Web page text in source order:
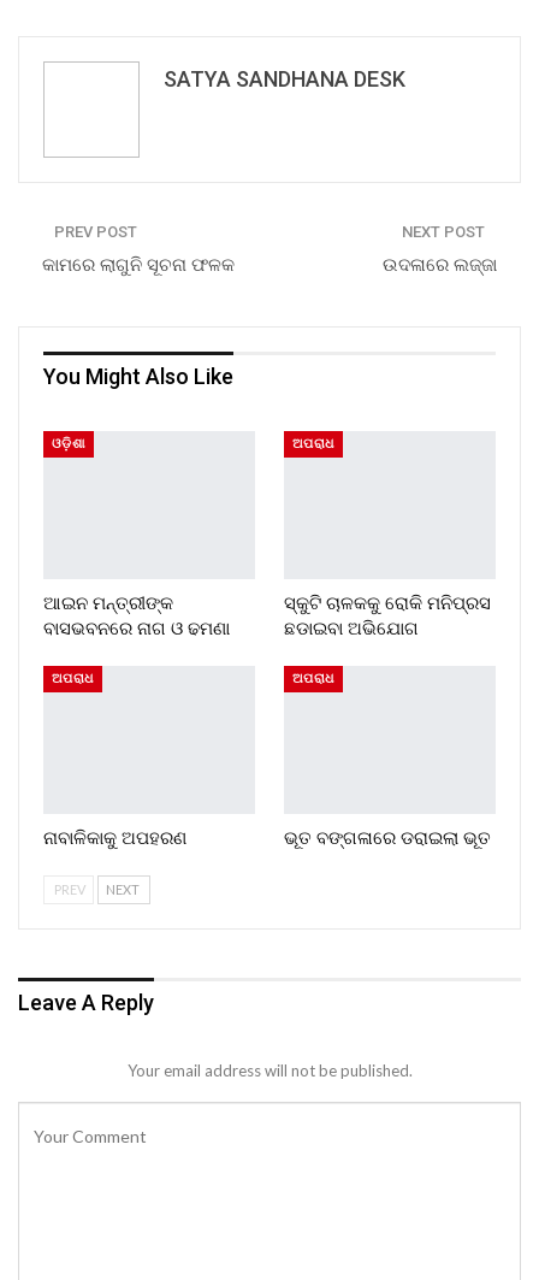
SATYA SANDHANA DESK
PREV POST
କାମରେ ଲାଗୁନି ସୂଚନା ଫଳକ
NEXT POST
ଉଦଳାରେ ଲଜ୍ଜା
You Might Also Like
ଓଡ଼ିଶା
ଆଇନ ମନ୍ତ୍ରୀଙ୍କ
ବାସଭବନରେ ନାଗ ଓ ଢମଣା
ଅପରାଧ
ସ୍କୁଟି ଚାଳକକୁ ରୋକି ମନିପ୍ରସ
ଛଡାଇବା ଅଭିଯୋଗ
ଅପରାଧ
ନାବାଳିକାକୁ ଅପହରଣ
ଅପରାଧ
ଭୂତ ବଙ୍ଗଳାରେ ଡରାଇଲା ଭୂତ
PREV NEXT
Leave A Reply
Your email address will not be published.